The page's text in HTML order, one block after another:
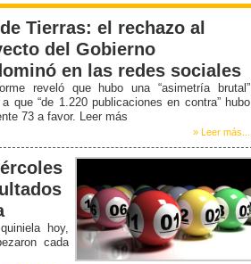
Tierras: el rechazo al
del Gobierno
en las redes sociales
reveló que hubo una “asimetría brutal”
a que “de 1.220 publicaciones en contra” hubo
73 a favor. Leer más
» Leer más...
hoy,
cada